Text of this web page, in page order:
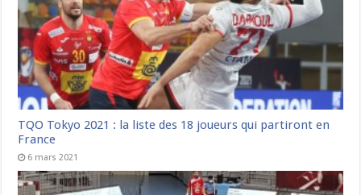
TQO Tokyo 2021 : la liste des 18 joueurs qui partiront en
France
6 mars 2021